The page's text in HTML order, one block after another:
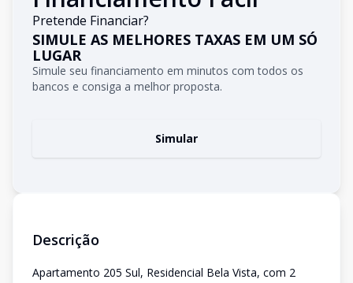
Pretende Financiar?
SIMULE AS MELHORES TAXAS EM UM SÓ
LUGAR
Simule seu financiamento em minutos com todos os
bancos e consiga a melhor proposta.
Simular
Descrição
Apartamento 205 Sul, Residencial Bela Vista, com 2